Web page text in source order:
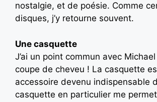
nostalgie, et de poésie. Comme
disques, j’y retourne souvent.
Une casquette
J’ai un point commun avec
coupe de cheveu ! La casquette
accessoire devenu indispensable
casquette en particulier me